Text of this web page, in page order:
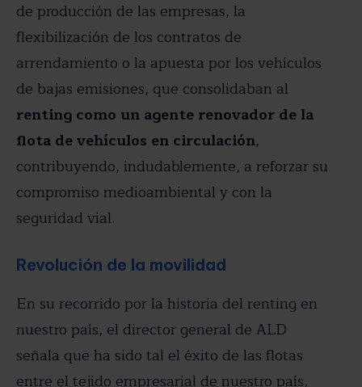
de producción de las empresas, la
flexibilización de los contratos de
arrendamiento o la apuesta por los vehículos
de bajas emisiones, que consolidaban al
renting como un agente renovador de la
flota de vehículos en circulación,
contribuyendo, indudablemente, a reforzar su
compromiso medioambiental y con la
seguridad vial.
Revolución de la movilidad
En su recorrido por la historia del renting en
nuestro país, el director general de ALD
señala que ha sido tal el éxito de las flotas
entre el tejido empresarial de nuestro país,